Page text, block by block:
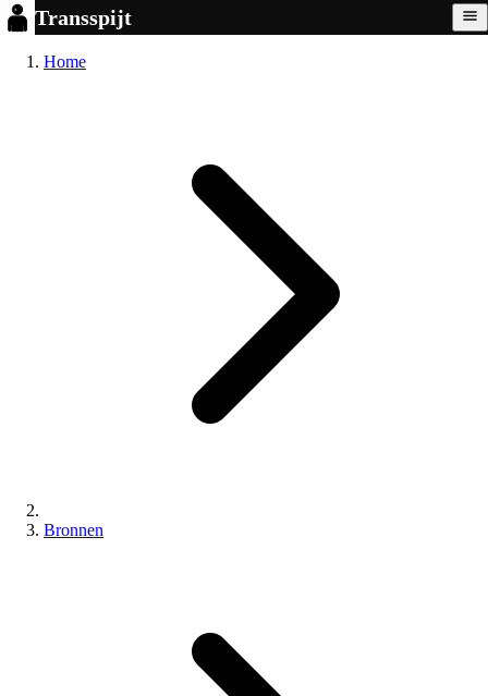
Transspijt
Home
Bronnen